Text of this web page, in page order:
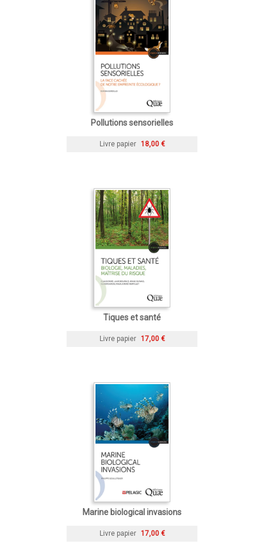
Pollutions sensorielles
Livre papier 18,00 €
Tiques et santé
Livre papier 17,00 €
Marine biological invasions
Livre papier 17,00 €